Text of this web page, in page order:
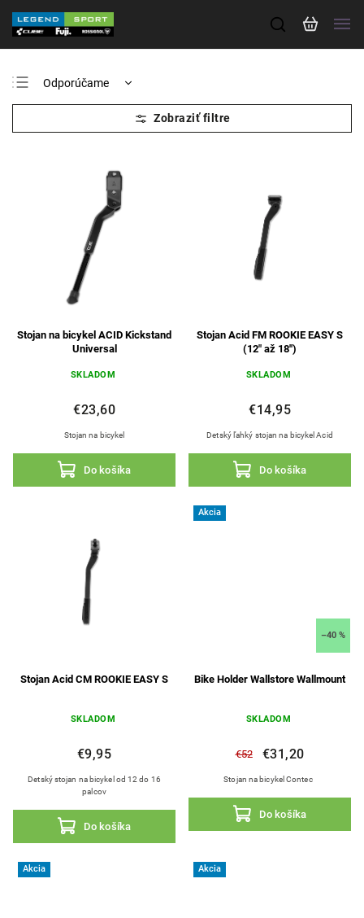
Odporúčame
Najlacnejšie
Najdrahšie
Stojan na bicykel ACID Kickstand
Universal
SKLADOM
€23,60
Do košíka
Stojan na bicykel
Stojan Acid FM ROOKIE EASY S
(12" až 18'')
SKLADOM
€14,95
Do košíka
Detský ľahký stojan na bicykel Acid
Stojan Acid CM ROOKIE EASY S
SKLADOM
€9,95
Do košíka
Detský stojan na bicykel od 12 do 16
palcov
Akcia
–40 %
Bike Holder Wallstore Wallmount
SKLADOM
€52 €31,20
Do košíka
Stojan na bicykel Contec
Akcia Akcia